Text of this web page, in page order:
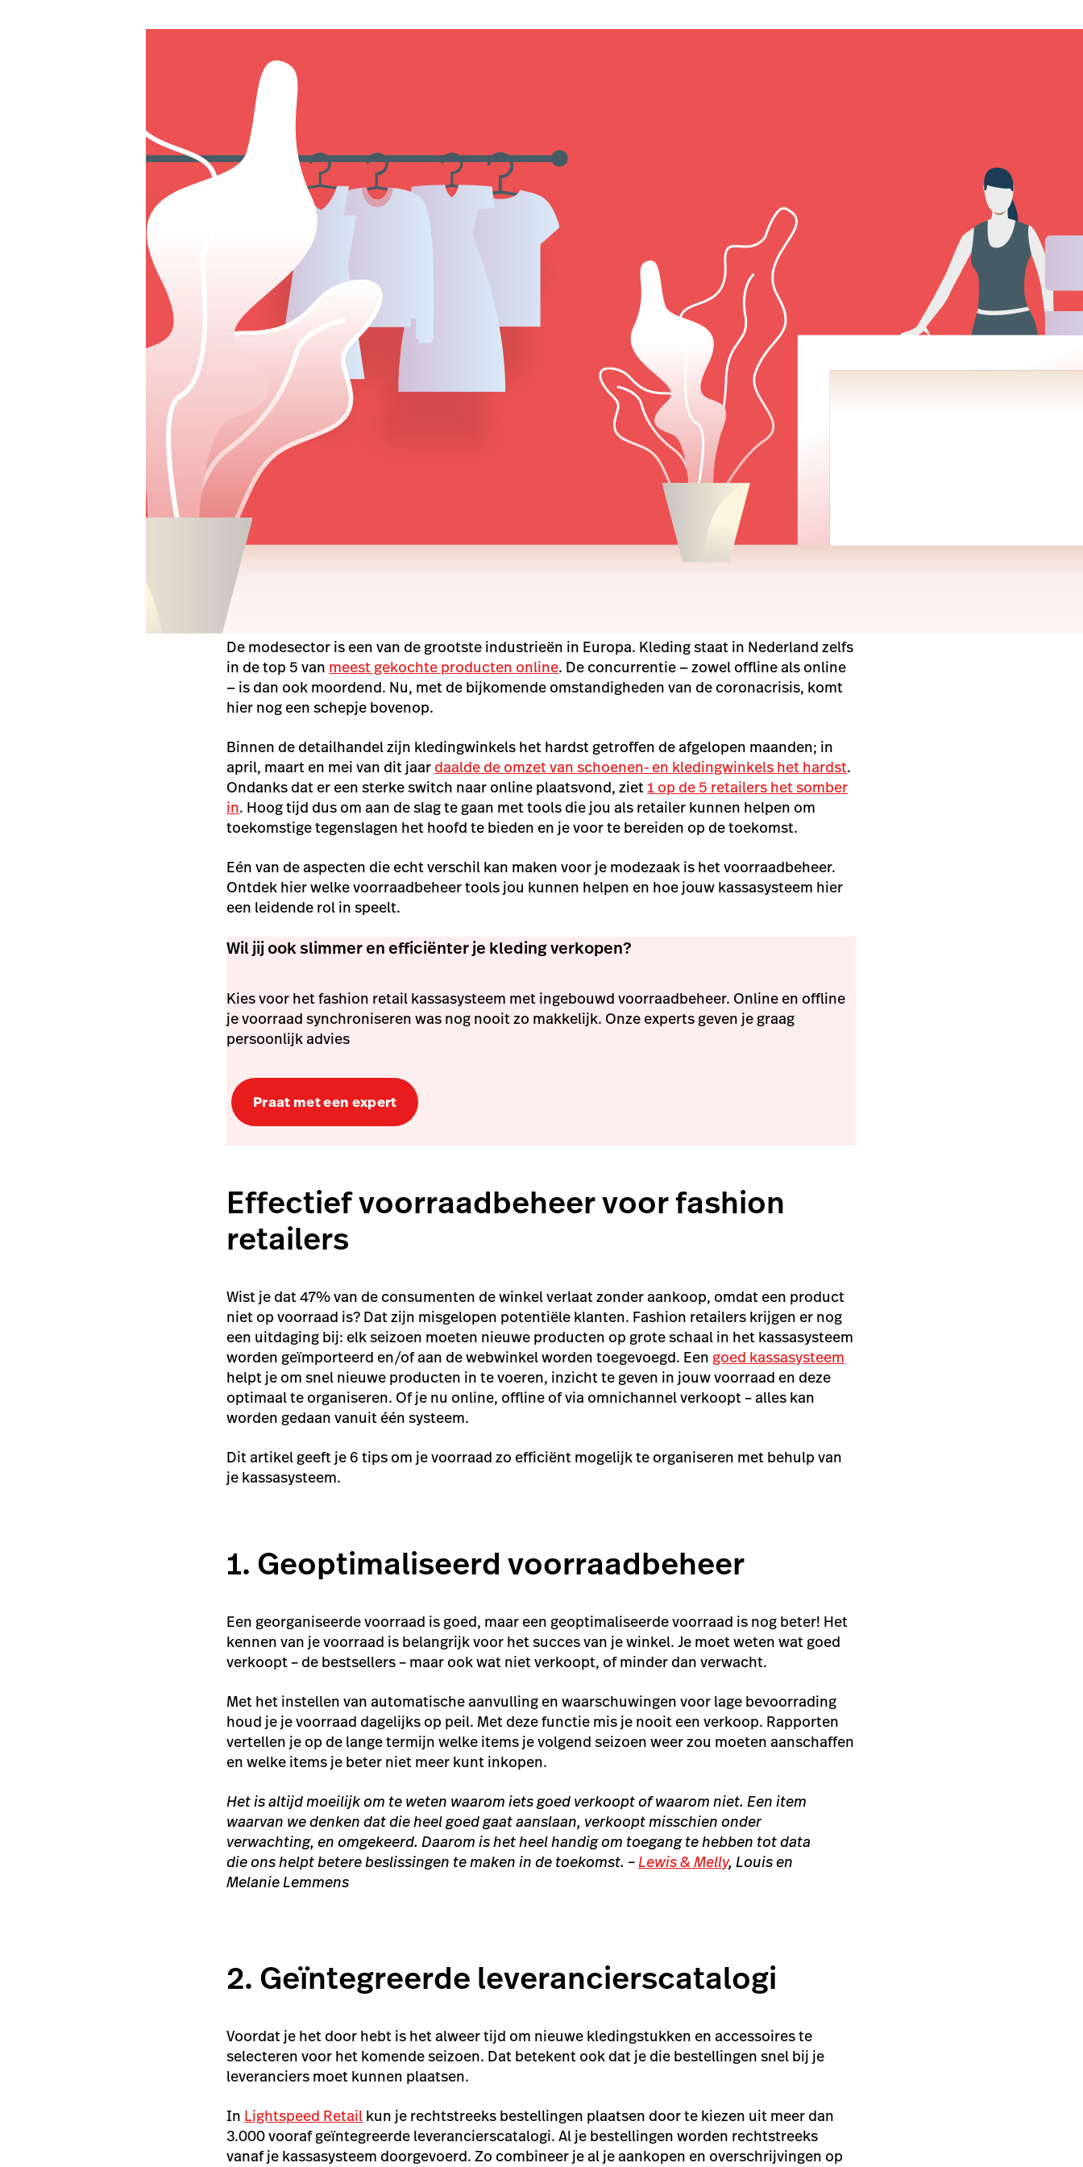
De modesector is een van de grootste industrieën in Europa. Kleding staat in Nederland zelfs
in de top 5 van meest gekochte producten online. De concurrentie—zowel offline als online
— is dan ook moordend. Nu, met de bijkomende omstandigheden van de coronacrisis, komt
hier nog een schepje bovenop.
Binnen de detailhandel zijn kledingwinkels het hardst getroffen de afgelopen maanden; in
april, maart en mei van dit jaar daalde de omzet van schoenen- en kledingwinkels het hardst.
Ondanks dat er een sterke switch naar online plaatsvond, ziet 1 op de 5 retailers het somber
in. Hoog tijd dus om aan de slag te gaan met tools die jou als retailer kunnen helpen om
toekomstige tegenslagen het hoofd te bieden en je voor te bereiden op de toekomst.
Eén van de aspecten die echt verschil kan maken voor je modezaak is het voorraadbeheer.
Ontdek hier welke voorraadbeheer tools jou kunnen helpen en hoe jouw kassasysteem hier
een leidende rol in speelt.
Wil jij ook slimmer en efficiënter je kleding verkopen?
Kies voor het fashion retail kassasysteem met ingebouwd voorraadbeheer. Online en offline
je voorraad synchroniseren was nog nooit zo makkelijk. Onze experts geven je graag
persoonlijk advies
Praat met een expert
Effectief voorraadbeheer voor fashion
retailers
Wist je dat 47% van de consumenten de winkel verlaat zonder aankoop, omdat een product
niet op voorraad is? Dat zijn misgelopen potentiële klanten. Fashion retailers krijgen er nog
een uitdaging bij: elk seizoen moeten nieuwe producten op grote schaal in het kassasysteem
worden geïmporteerd en/of aan de webwinkel worden toegevoegd. Een goed kassasysteem
helpt je om snel nieuwe producten in te voeren, inzicht te geven in jouw voorraad en deze
optimaal te organiseren. Of je nu online, offline of via omnichannel verkoopt – alles kan
worden gedaan vanuit één systeem.
Dit artikel geeft je 6 tips om je voorraad zo efficiënt mogelijk te organiseren met behulp van
je kassasysteem.
1. Geoptimaliseerd voorraadbeheer
Een georganiseerde voorraad is goed, maar een geoptimaliseerde voorraad is nog beter! Het
kennen van je voorraad is belangrijk voor het succes van je winkel. Je moet weten wat goed
verkoopt – de bestsellers – maar ook wat niet verkoopt, of minder dan verwacht.
Met het instellen van automatische aanvulling en waarschuwingen voor lage bevoorrading
houd je je voorraad dagelijks op peil. Met deze functie mis je nooit een verkoop. Rapporten
vertellen je op de lange termijn welke items je volgend seizoen weer zou moeten aanschaffen
en welke items je beter niet meer kunt inkopen.
Het is altijd moeilijk om te weten waarom iets goed verkoopt of waarom niet. Een item
waarvan we denken dat die heel goed gaat aanslaan, verkoopt misschien onder
verwachting, en omgekeerd. Daarom is het heel handig om toegang te hebben tot data
die ons helpt betere beslissingen te maken in de toekomst. –Lewis & Melly, Louis en
Melanie Lemmens
2. Geïntegreerde leverancierscatalogi
Voordat je het door hebt is het alweer tijd om nieuwe kledingstukken en accessoireste
selecteren voor het komende seizoen. Dat betekent ook dat je die bestellingen snel bij je
leveranciers moet kunnen plaatsen.
In Lightspeed Retail kun je rechtstreeks bestellingen plaatsen door te kiezen uit meer dan
3.000 vooraf geïntegreerde leverancierscatalogi. Al je bestellingen worden rechtstreeks
vanaf je kassasysteem doorgevoerd. Zo combineer je al je aankopen en overschrijvingen op